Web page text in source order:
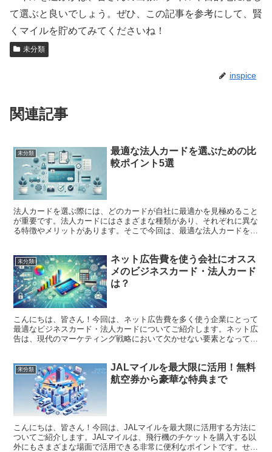
て選ぶと良いでしょう。ぜひ、この記事を参考にして、賢
くマイルを貯めてみてくださいね！
未分類
inspice
関連記事
未分類
最適な法人カードを選ぶための比
較ポイント5選
法人カードを選ぶ際には、どのカードが自社に最適かを見極めること
が重要です。法人カードにはさまざまな種類があり、それぞれに異な
る特徴やメリットがあります。そこで今回は、最適な法人カードを選
未分類
ネット広告費を使う会社にオスス
メのビジネスカード・法人カード
は？
こんにちは、皆さん！今回は、ネット広告費を多く使う企業にとって
最適なビジネスカード・法人カードについてご紹介します。ネット広
告は、現代のマーケティング戦略において欠かせない要素となってい
未分類
JALマイルを最大限に活用！無料
航空券から豪華な特典まで
こんにちは、皆さん！今回は、JALマイルを最大限に活用する方法に
ついてご紹介します。JALマイルは、飛行機のチケットを購入する以
外にもさまざまな場面で活用できる非常に便利なポイントです。せっ